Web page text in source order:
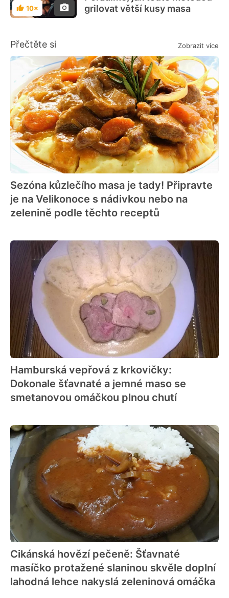
Hodnocení
10×
grilovat větší kusy masa
Přečtěte si Zobrazit více
Sezóna kůzlečího masa je tady! Připravte
je na Velikonoce s nádivkou nebo na
zelenině podle těchto receptů
Hamburská vepřová z krkovičky:
Dokonale šťavnaté a jemné maso se
smetanovou omáčkou plnou chutí
Cikánská hovězí pečeně: Šťavnaté
masíčko protažené slaninou skvěle doplní
lahodná lehce nakyslá zeleninová omáčka